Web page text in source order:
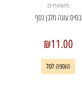
משטחים
בסיס עוגה מלבן כסף
₪11.00
הוספה לסל